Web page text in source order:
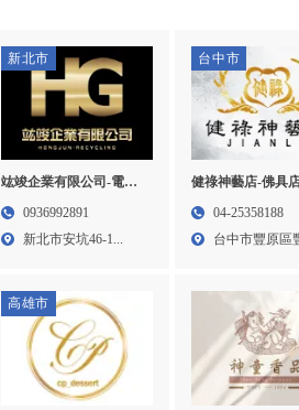
新北市
竑竣企業有限公司-電子
零件回收,台北電子零件
0936992891
新北市安坑46-1...
台中市
健祿神藝店-佛具
佛具店,豐原佛具店
04-25358188
台中市豐原區
高雄市